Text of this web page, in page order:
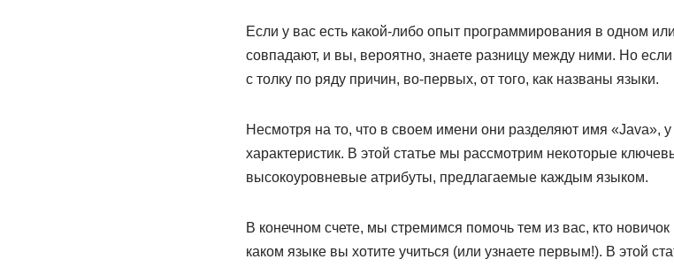
Если у вас есть какой-либо опыт программирования в одном
совпадают, и вы, вероятно, знаете разницу между ними. Но
с толку по ряду причин, во-первых, от того, как названы языки.
Несмотря на то, что в своем имени они разделяют имя «Java»,
характеристик. В этой статье мы рассмотрим некоторые
высокоуровневые атрибуты, предлагаемые каждым языком.
В конечном счете, мы стремимся помочь тем из вас, кто
каком языке вы хотите учиться (или узнаете первым!). В этой